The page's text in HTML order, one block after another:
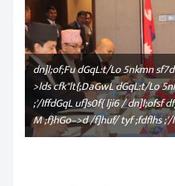
dn]l;of;Fu dGqL:t/Lo 5nkmn
>lds cfk"lt{;DaGwL dGqL:t/Lo
;'/IffdGqL uf]s0f{ lji6 / dn]l;ofsf
M ;f}hGo–>d /f]huf/ tyf ;fdflhs ;'/